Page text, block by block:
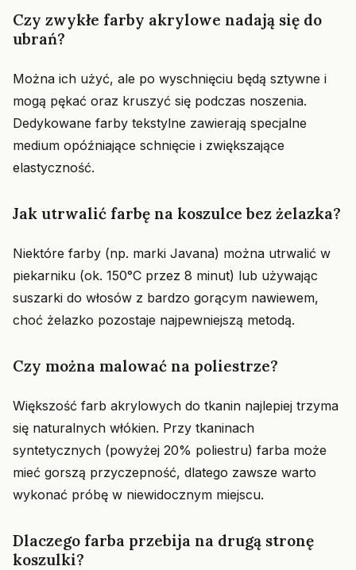
Czy zwykłe farby akrylowe nadają się do
ubrań?
Można ich użyć, ale po wyschnięciu będą sztywne i
mogą pękać oraz kruszyć się podczas noszenia.
Dedykowane farby tekstylne zawierają specjalne
medium opóźniające schnięcie i zwiększające
elastyczność.
Jak utrwalić farbę na koszulce bez żelazka?
Niektóre farby (np. marki Javana) można utrwalić w
piekarniku (ok. 150°C przez 8 minut) lub używając
suszarki do włosów z bardzo gorącym nawiewem,
choć żelazko pozostaje najpewniejszą metodą.
Czy można malować na poliestrze?
Większość farb akrylowych do tkanin najlepiej trzyma
się naturalnych włókien. Przy tkaninach
syntetycznych (powyżej 20% poliestru) farba może
mieć gorszą przyczepność, dlatego zawsze warto
wykonać próbę w niewidocznym miejscu.
Dlaczego farba przebija na drugą stronę
koszulki?